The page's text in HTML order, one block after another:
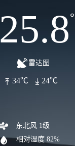
25.8
雷达图
34℃ 24℃
东北风 1级
相对湿度 82%